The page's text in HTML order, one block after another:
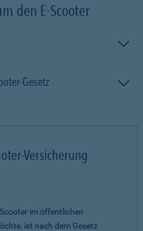
den E-Scooter
Gesetz
Versicherung
im öffentlichen
ist nach dem Gesetz